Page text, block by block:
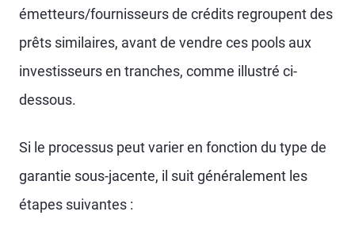
émetteurs/fournisseurs de crédits regroupent des
prêts similaires, avant de vendre ces pools aux
investisseurs en tranches, comme illustré ci-
dessous.
Si le processus peut varier en fonction du type de
garantie sous-jacente, il suit généralement les
étapes suivantes :